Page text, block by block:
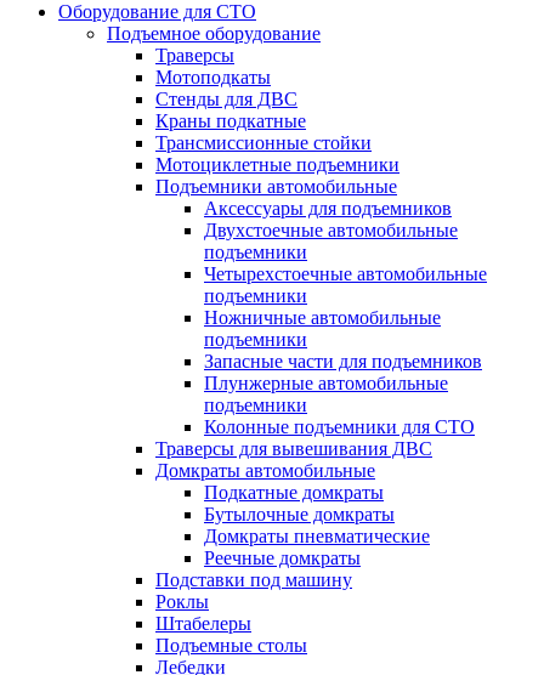
Оборудование для СТО
Подъемное оборудование
Траверсы
Мотоподкаты
Стенды для ДВС
Краны подкатные
Трансмиссионные стойки
Мотоциклетные подъемники
Подъемники автомобильные
Аксессуары для подъемников
Двухстоечные автомобильные
подъемники
Четырехстоечные автомобильные
подъемники
Ножничные автомобильные
подъемники
Запасные части для подъемников
Плунжерные автомобильные
подъемники
Колонные подъемники для СТО
Траверсы для вывешивания ДВС
Домкраты автомобильные
Подкатные домкраты
Бутылочные домкраты
Домкраты пневматические
Реечные домкраты
Подставки под машину
Роклы
Штабелеры
Подъемные столы
Лебедки